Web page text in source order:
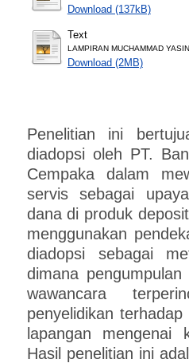
Download (137kB)
Text
LAMPIRAN MUCHAMMAD
Download (2MB)
Penelitian ini
diadopsi oleh PT.
Cempaka dalam
servis sebagai
dana di produk
menggunakan
diadopsi sebagai
dimana
wawancara
penyelidikan
lapangan mengenai
Hasil penelitian ini